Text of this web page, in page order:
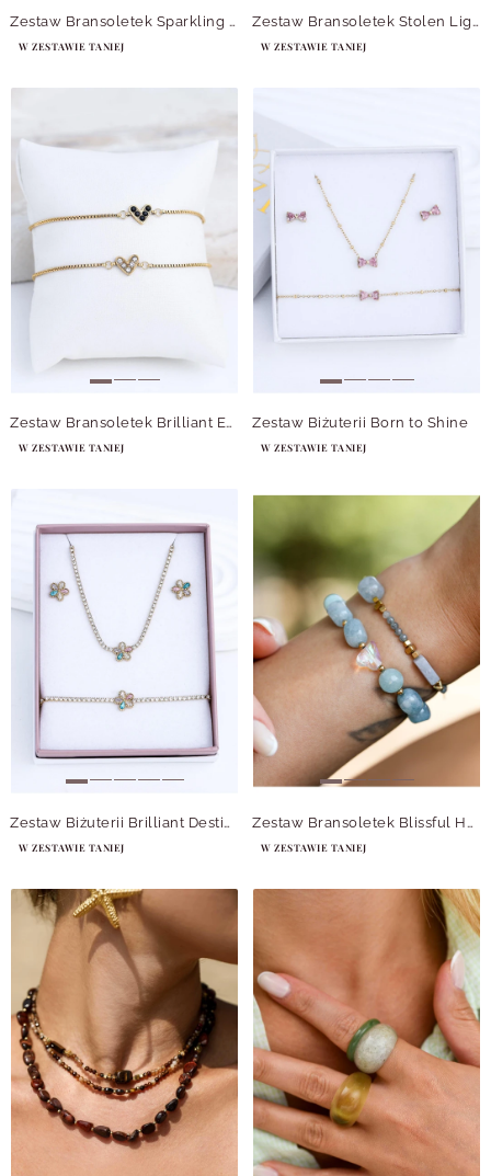
Zestaw Bransoletek Sparkling Hearts
W ZESTAWIE TANIEJ
Zestaw Bransoletek Stolen Light
W ZESTAWIE TANIEJ
Zestaw Bransoletek Brilliant Escape
W ZESTAWIE TANIEJ
Zestaw Biżuterii Born to Shine
W ZESTAWIE TANIEJ
Zestaw Biżuterii Brilliant Destiny
W ZESTAWIE TANIEJ
Zestaw Bransoletek Blissful Horizon
W ZESTAWIE TANIEJ